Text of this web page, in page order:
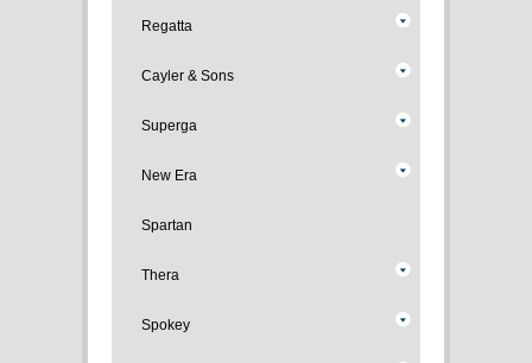
Regatta
Cayler & Sons
Superga
New Era
Spartan
Thera
Spokey